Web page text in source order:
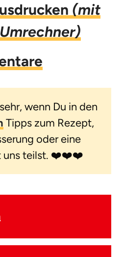
(mit
wenn Du in den
Tipps zum Rezept,
oder eine
uns teilst. ❤️❤️❤️